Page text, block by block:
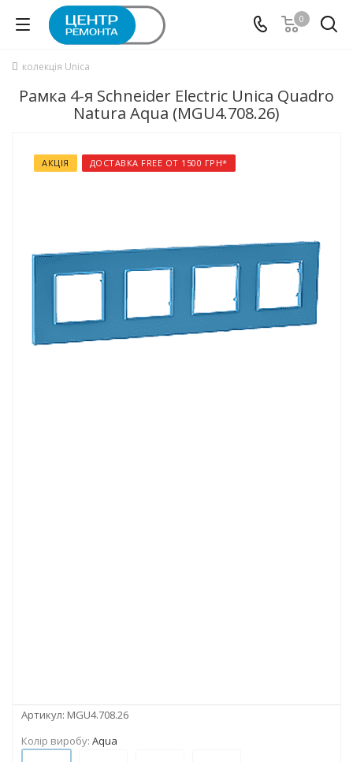
0
колекція Unica
Рамка 4-я Schneider Electric Unica Quadro
Natura Aqua (MGU4.708.26)
АКЦІЯ ДОСТАВКА FREE ОТ 1500 ГРН*
Артикул: MGU4.708.26
Колір виробу: Aqua